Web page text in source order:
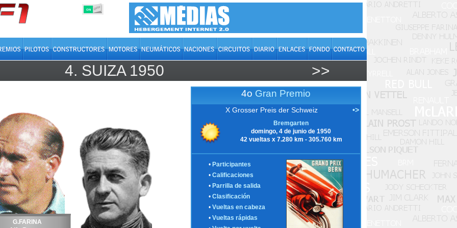
ON OFF
4. SUIZA 1950 >>
G.FARINA
4o Gran Premio
X Grosser Preis der Schweiz •>
Bremgarten
domingo, 4 de junio de 1950
42 vueltas x 7.280 km - 305.760 km
• Participantes
• Calificaciones
• Parrilla de salida
• Clasificación
• Vueltas en cabeza
• Vueltas rápidas